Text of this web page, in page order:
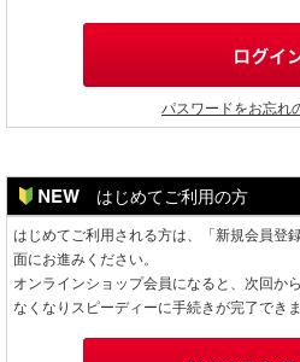
パスワードをお忘れ
はじめてご利用の方
はじめてご利用される方は、「新規会員登
面にお進みください。
オンラインショップ会員になると、次回か
なくなりスピーディーに手続きが完了できま